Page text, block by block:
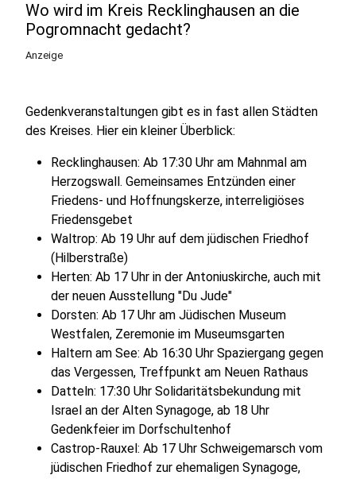
Wo wird im Kreis Recklinghausen an die
Pogromnacht gedacht?
Anzeige
Gedenkveranstaltungen gibt es in fast allen Städten
des Kreises. Hier ein kleiner Überblick:
Recklinghausen: Ab 17:30 Uhr am Mahnmal am
Herzogswall. Gemeinsames Entzünden einer
Friedens- und Hoffnungskerze, interreligiöses
Friedensgebet
Waltrop: Ab 19 Uhr auf dem jüdischen Friedhof
(Hilberstraße)
Herten: Ab 17 Uhr in der Antoniuskirche, auch mit
der neuen Ausstellung "Du Jude"
Dorsten: Ab 17 Uhr am Jüdischen Museum
Westfalen, Zeremonie im Museumsgarten
Haltern am See: Ab 16:30 Uhr Spaziergang gegen
das Vergessen, Treffpunkt am Neuen Rathaus
Datteln: 17:30 Uhr Solidaritätsbekundung mit
Israel an der Alten Synagoge, ab 18 Uhr
Gedenkfeier im Dorfschultenhof
Castrop-Rauxel: Ab 17 Uhr Schweigemarsch vom
jüdischen Friedhof zur ehemaligen Synagoge,